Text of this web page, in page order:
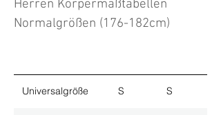
Herren Körpermaßtabellen
Normalgrößen (176-182cm)
Universalgröße S S